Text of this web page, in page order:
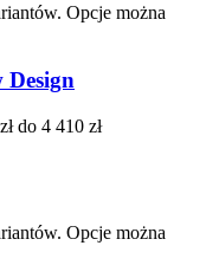
Opcje można
do 4 410 zł
Opcje można